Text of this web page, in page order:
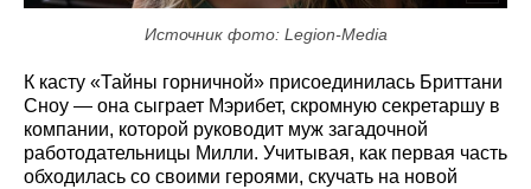
Источник фото: Legion-Media
К касту «Тайны горничной» присоединилась Бриттани
Сноу — она сыграет Мэрибет, скромную секретаршу в
компании, которой руководит муж загадочной
работодательницы Милли. Учитывая, как первая часть
обходилась со своими героями, скучать на новой